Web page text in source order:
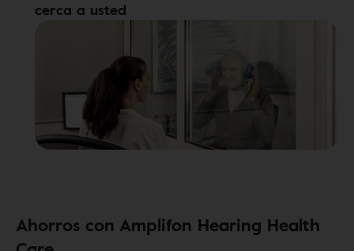
cerca a usted
Ahorros con Amplifon Hearing Health